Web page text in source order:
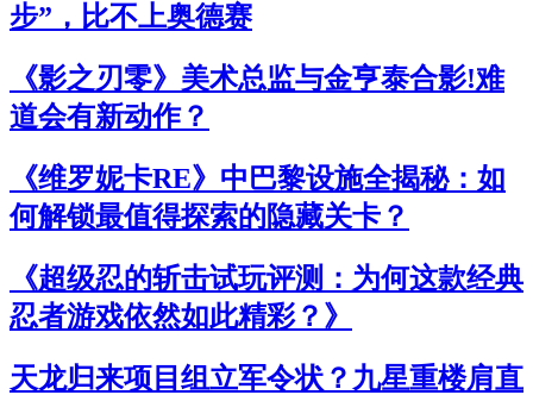
步”，比不上奥德赛
《影之刃零》美术总监与金亨泰合影!难
道会有新动作？
《维罗妮卡RE》中巴黎设施全揭秘：如
何解锁最值得探索的隐藏关卡？
《超级忍的斩击试玩评测：为何这款经典
忍者游戏依然如此精彩？》
天龙归来项目组立军令状？九星重楼肩直